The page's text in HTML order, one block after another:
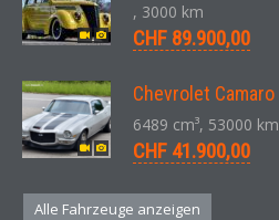
, 3000 km
CHF 89.900,00
6489 cm³, 53000 km
CHF 41.900,00
Alle Fahrzeuge anzeigen